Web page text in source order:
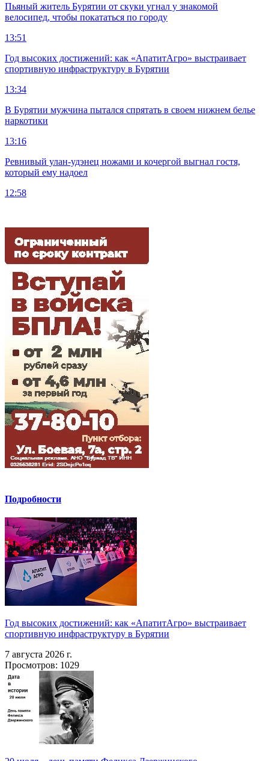
Пьяный житель Бурятии от скуки угнал у знакомой
велосипед, чтобы покататься по городу
13:51
Год высоких достижений: как «АпатитАгро» выстраивает
спортивную инфраструктуру в Бурятии
13:34
В Бурятии мужчина пытался спрятать в своем нижнем белье
наркотики
13:16
Ревнивый улан-удэнец ножами и кочергой выгнал гостя,
который ему надоел
12:58
Подробности
Год высоких достижений: как «АпатитАгро» выстраивает
спортивную инфраструктуру в Бурятии
7 августа 2026 г.
Просмотров: 1029